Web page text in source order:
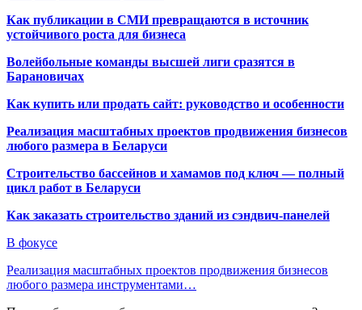
Как публикации в СМИ превращаются в источник
устойчивого роста для бизнеса
Волейбольные команды высшей лиги сразятся в
Барановичах
Как купить или продать сайт: руководство и особенности
Реализация масштабных проектов продвижения бизнесов
любого размера в Беларуси
Строительство бассейнов и хамамов под ключ — полный
цикл работ в Беларуси
Как заказать строительство зданий из сэндвич-панелей
В фокусе
Реализация масштабных проектов продвижения бизнесов
любого размера инструментами…